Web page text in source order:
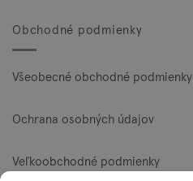
Obchodné podmienky
Všeobecné obchodné podmienky
Ochrana osobných údajov
Veľkoobchodné podmienky